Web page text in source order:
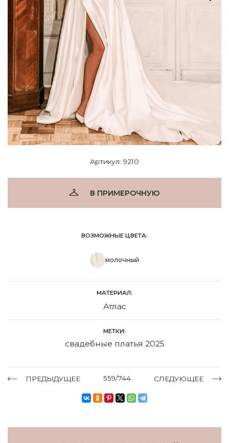
Артикул: 9210
В ПРИМЕРОЧНУЮ
ВОЗМОЖНЫЕ ЦВЕТА:
молочный
МАТЕРИАЛ:
Атлас
МЕТКИ:
свадебные платья 2025
ПРЕДЫДУЩЕЕ 559/744 СЛЕДУЮЩЕЕ